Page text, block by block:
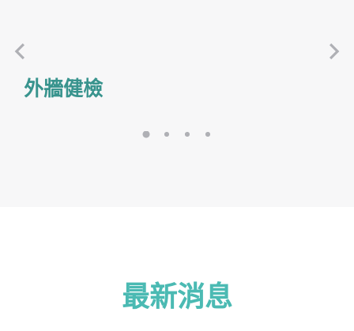
外牆健檢
最新消息